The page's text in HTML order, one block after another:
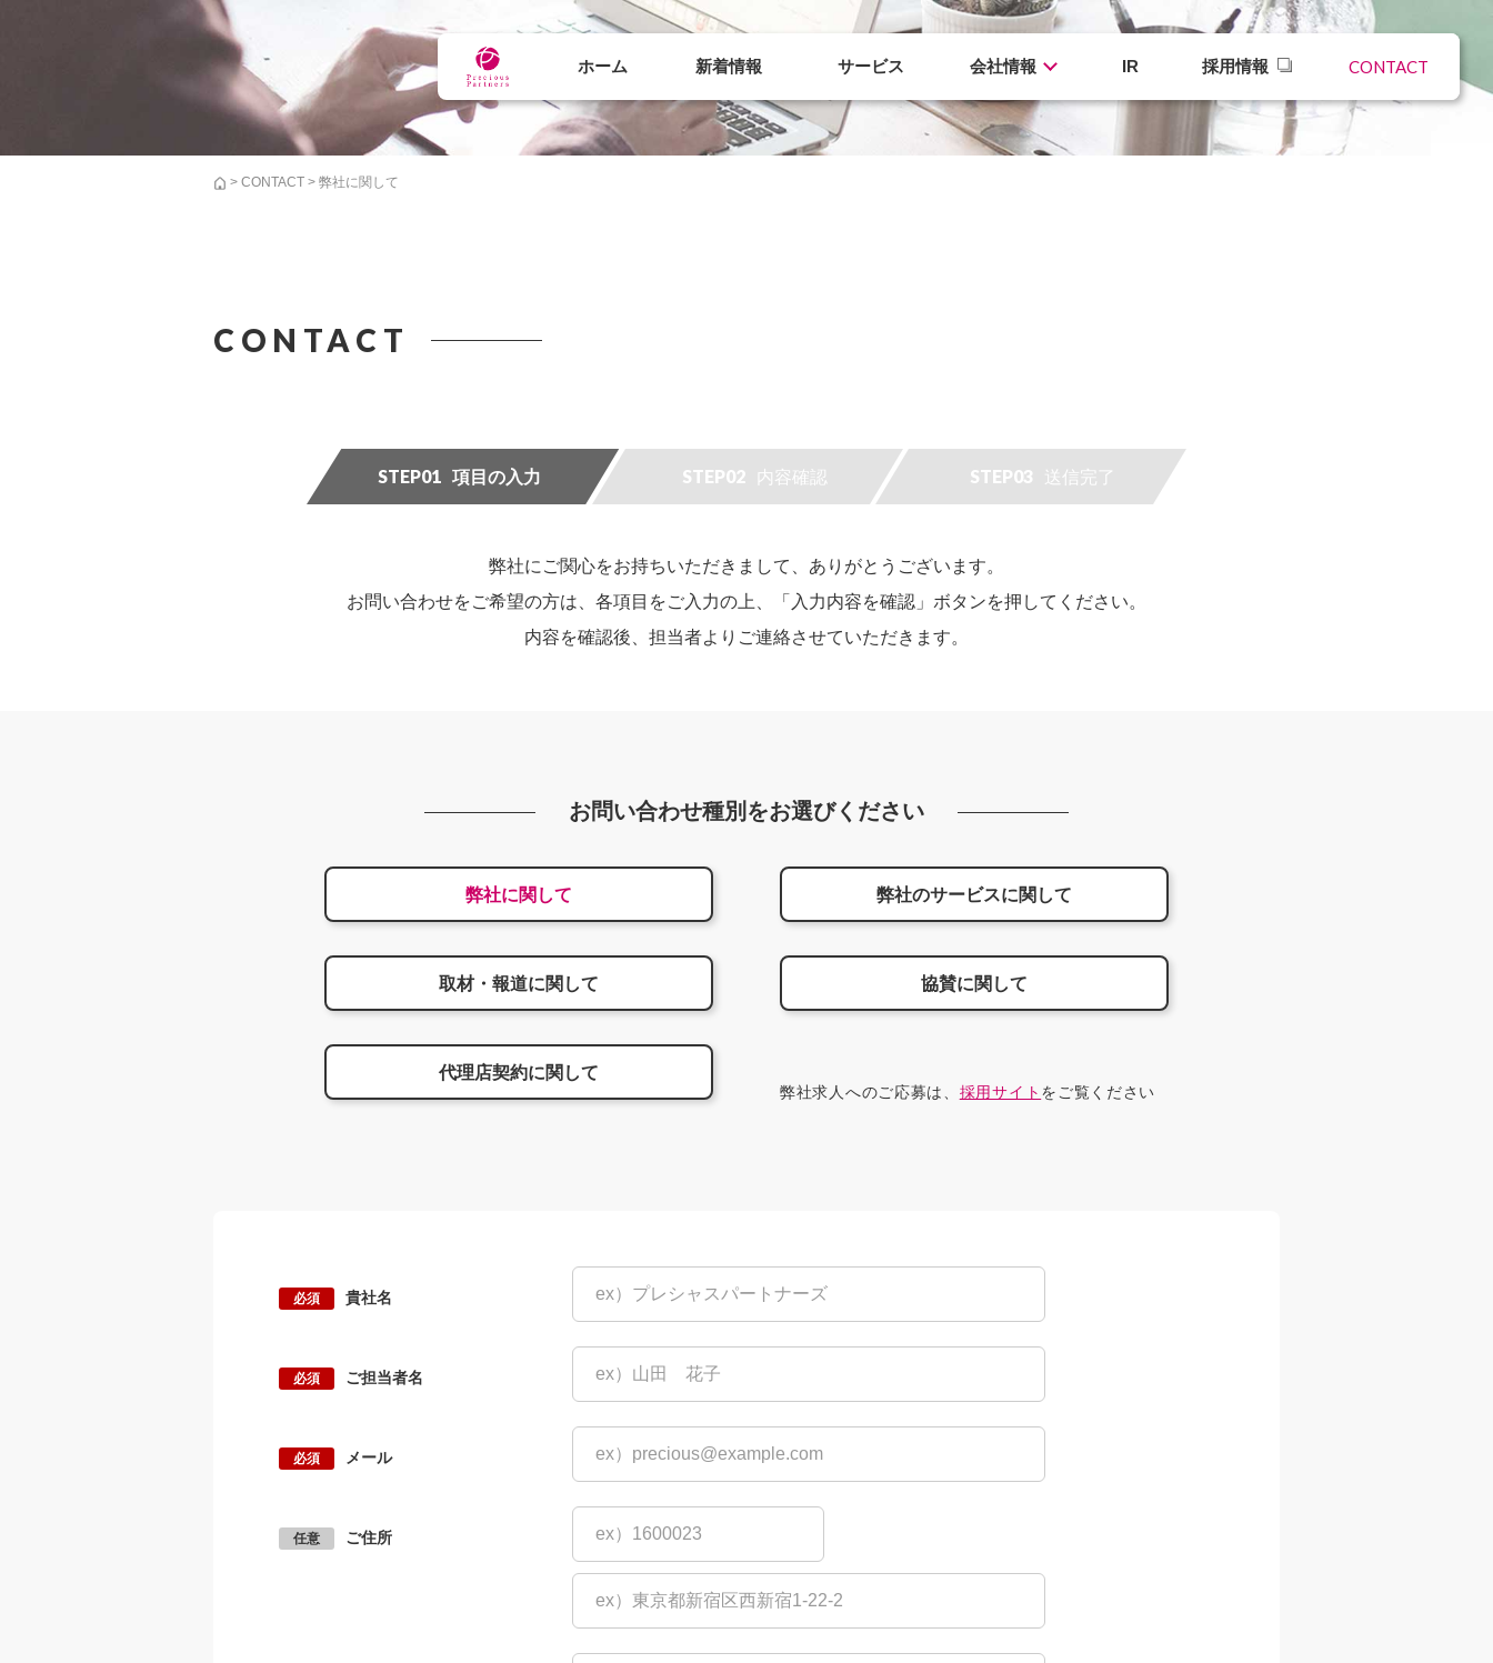
ホーム 新着情報 サービス 会社情報 IR 採用情報 CONTACT
> CONTACT > 弊社に関して
CONTACT
STEP01 項目の入力 STEP02 内容確認 STEP03 送信完了
弊社にご関心をお持ちいただきまして、ありがとうございます。
お問い合わせをご希望の方は、各項目をご入力の上、「入力内容を確認」ボタンを押してください。
内容を確認後、担当者よりご連絡させていただきます。
お問い合わせ種別をお選びください
弊社に関して 弊社のサービスに関して
取材・報道に関して 協賛に関して
代理店契約に関して
弊社求人へのご応募は、 採用サイト をご覧ください
貴社名
ご担当者名
メール
ご住所